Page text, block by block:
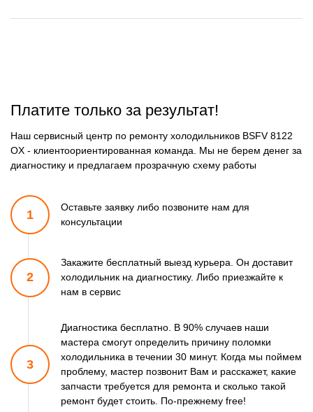
Платите только за результат!
Наш сервисный центр по ремонту холодильников BSFV 8122
OX - клиентоориентированная команда. Мы не берем денег за
диагностику и предлагаем прозрачную схему работы
1
Оставьте заявку либо позвоните нам для
консультации
2
Закажите бесплатный выезд курьера. Он доставит
холодильник на диагностику. Либо приезжайте к
нам в сервис
3
Диагностика бесплатно. В 90% случаев наши
мастера смогутопределить причину поломки
холодильника в течении 30 минут. Когда мы поймем
проблему, мастер позвонит Вам и расскажет, какие
запчасти требуется для ремонта и сколько такой
ремонтбудет стоить. По-прежнему free!